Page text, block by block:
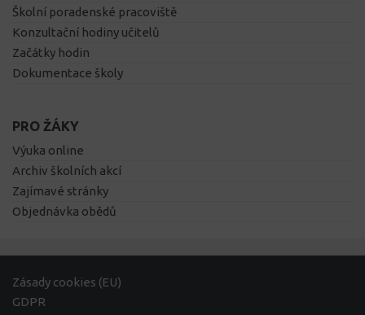
Školní poradenské pracoviště
Konzultační hodiny učitelů
Začátky hodin
Dokumentace školy
PRO ŽÁKY
Výuka online
Archiv školních akcí
Zajímavé stránky
Objednávka obědů
Zásady cookies (EU)
GDPR